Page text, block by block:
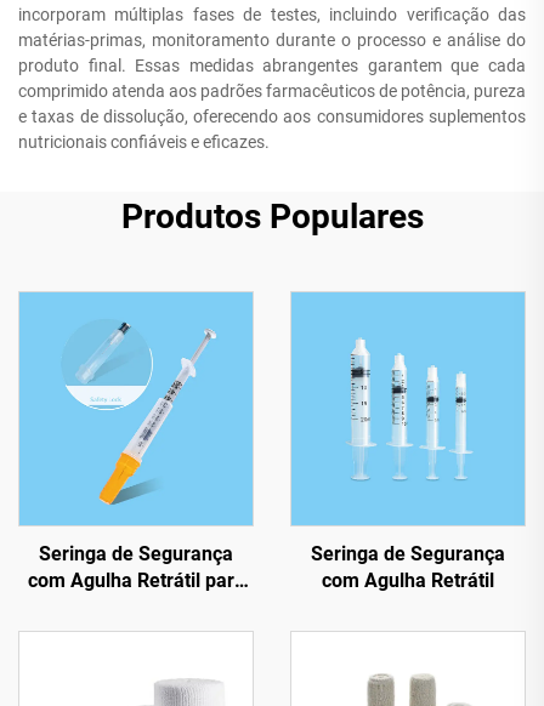
incorporam múltiplas fases de testes, incluindo verificação das
matérias-primas, monitoramento durante o processo e análise do
produto final. Essas medidas abrangentes garantem que cada
comprimido atenda aos padrões farmacêuticos de potência, pureza
e taxas de dissolução, oferecendo aos consumidores suplementos
nutricionais confiáveis e eficazes.
Produtos Populares
Seringa de Segurança
com Agulha Retrátil para
Seringa de Segurança
com Agulha Retrátil